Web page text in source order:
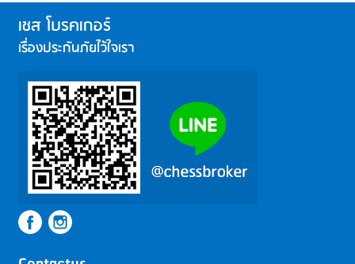
เชส โบรคเกอร์
เรื่องประกันภัยไว้ใจเรา